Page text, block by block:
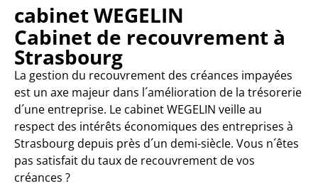
cabinet WEGELIN
Cabinet de recouvrement à
Strasbourg
La gestion du recouvrement des créances impayées
est un axe majeur dans l´amélioration de la trésorerie
d´une entreprise. Le cabinet WEGELIN veille au
respect des intérêts économiques des entreprises à
Strasbourg depuis près d´un demi-siècle. Vous n´êtes
pas satisfait du taux de recouvrement de vos
créances ?